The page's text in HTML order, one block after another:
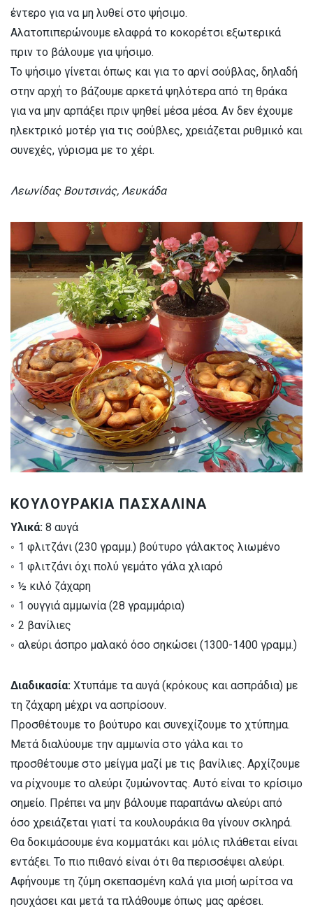
έντερο για να μη λυθεί στο ψήσιμο.
Αλατοπιπερώνουμε ελαφρά το κοκορέτσι εξωτερικά
πριν το βάλουμε για ψήσιμο.
Το ψήσιμο γίνεται όπως και για το αρνί σούβλας, δηλαδή
στην αρχή το βάζουμε αρκετά ψηλότερα από τη θράκα
για να μην αρπάξει πριν ψηθεί μέσα μέσα. Αν δεν έχουμε
ηλεκτρικό μοτέρ για τις σούβλες, χρειάζεται ρυθμικό και
συνεχές, γύρισμα με το χέρι.
Λεωνίδας Βουτσινάς, Λευκάδα
ΚΟΥΛΟΥΡΑΚΙΑ ΠΑΣΧΑΛΙΝΑ
Υλικά: 8 αυγά
◦ 1 φλιτζάνι (230 γραμμ.) βούτυρο γάλακτος λιωμένο
◦ 1 φλιτζάνι όχι πολύ γεμάτο γάλα χλιαρό
◦ ½ κιλό ζάχαρη
◦ 1 ουγγιά αμμωνία (28 γραμμάρια)
◦ 2 βανίλιες
◦ αλεύρι άσπρο μαλακό όσο σηκώσει (1300-1400 γραμμ.)
Διαδικασία: Χτυπάμε τα αυγά (κρόκους και ασπράδια) με
τη ζάχαρη μέχρι να ασπρίσουν.
Προσθέτουμε το βούτυρο και συνεχίζουμε το χτύπημα.
Μετά διαλύουμε την αμμωνία στο γάλα και το
προσθέτουμε στο μείγμα μαζί με τις βανίλιες. Αρχίζουμε
να ρίχνουμε το αλεύρι ζυμώνοντας. Αυτό είναι το κρίσιμο
σημείο. Πρέπει να μην βάλουμε παραπάνω αλεύρι από
όσο χρειάζεται γιατί τα κουλουράκια θα γίνουν σκληρά.
Θα δοκιμάσουμε ένα κομματάκι και μόλις πλάθεται είναι
εντάξει. Το πιο πιθανό είναι ότι θα περισσέψει αλεύρι.
Αφήνουμε τη ζύμη σκεπασμένη καλά για μισή ωρίτσα να
ησυχάσει και μετά τα πλάθουμε όπως μας αρέσει.